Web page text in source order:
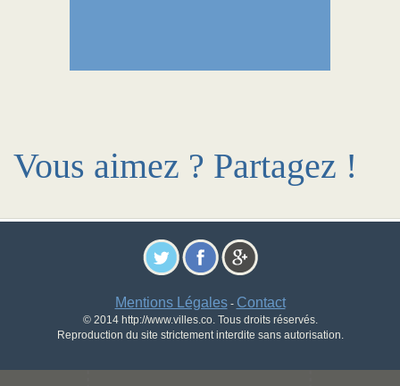
Vous aimez ? Partagez !
Mentions Légales- Contact
© 2014 http://www.villes.co. Tous droits réservés.
Reproduction du site strictement interdite sans autorisation.